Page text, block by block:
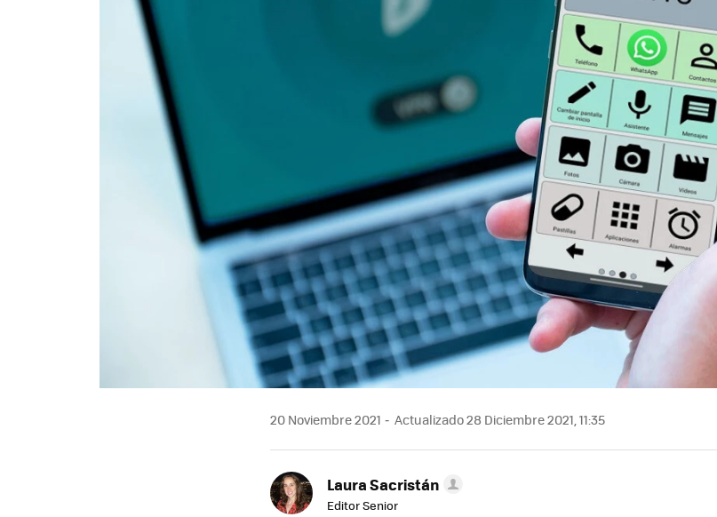
20 Noviembre 2021 Actualizado 28 Diciembre 2021, 11:35
Laura Sacristán
Editor Senior